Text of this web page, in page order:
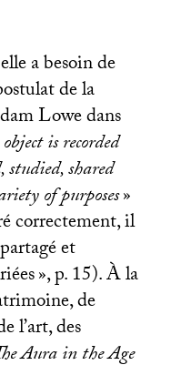
a besoin de
de la
Lowe dans
is recorded
shared
of purposes»
correctement, il
et
», p. 15). À la
de
l’art, des
Aura in the Age